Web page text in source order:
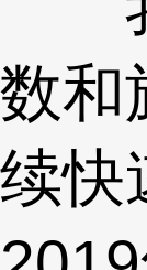
数和
续快